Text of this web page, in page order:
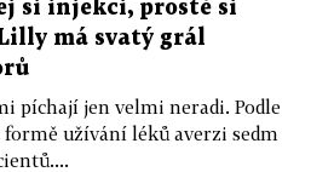
si injekci, prostě si
má svatý grál
píchají jen velmi neradi. Podle
užívání léků averzi sedm